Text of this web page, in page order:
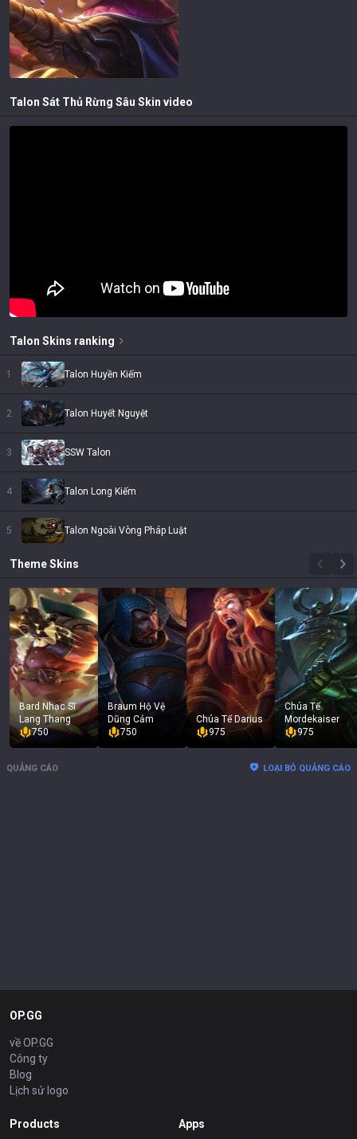
Talon Sát Thủ Rừng Sâu Skin video
Talon Skins ranking
1 Talon Huyền Kiếm
2 Talon Huyết Nguyệt
3 SSW Talon
4 Talon Long Kiếm
5 Talon Ngoài Vòng Pháp Luật
ThemeSkins
Bard Nhạc Sĩ
Lang Thang
750
Braum Hộ Vệ
Dũng Cảm
750
Chúa Tể Darius
975
Chúa Tể
Mordekaiser
975
QUẢNG CÁO LOẠI BỎ QUẢNG CÁO
OP.GG
về OP.GG
Công ty
Blog
Lịch sử logo
Products Apps